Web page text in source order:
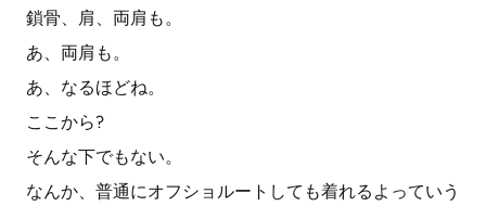
鎖骨、肩、両肩も。
あ、両肩も。
あ、なるほどね。
ここから?
そんな下でもない。
なんか、普通にオフショルートしても着れるよっていう